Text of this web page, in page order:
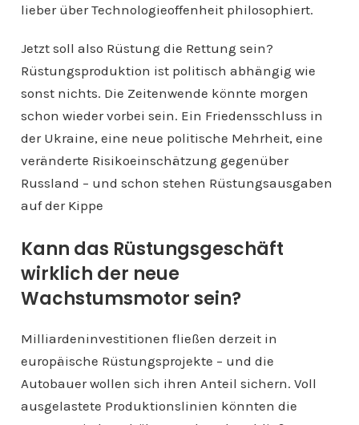
lieber über Technologieoffenheit philosophiert.
Jetzt soll also Rüstung die Rettung sein?
Rüstungsproduktion ist politisch abhängig wie
sonst nichts. Die Zeitenwende könnte morgen
schon wieder vorbei sein. Ein Friedensschluss in
der Ukraine, eine neue politische Mehrheit, eine
veränderte Risikoeinschätzung gegenüber
Russland – und schon stehen Rüstungsausgaben
auf der Kippe
Kann das Rüstungsgeschäft
wirklich der neue
Wachstumsmotor sein?
Milliardeninvestitionen fließen derzeit in
europäische Rüstungsprojekte – und die
Autobauer wollen sich ihren Anteil sichern. Voll
ausgelastete Produktionslinien könnten die